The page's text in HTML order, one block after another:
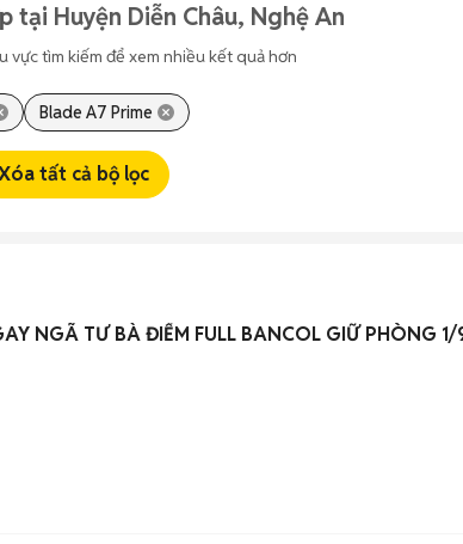
Huyện Diễn Châu, Nghệ An
tìm kiếm để xem nhiều kết quả hơn
Blade A7 Prime
tất cả bộ lọc
NGÃ TƯ BÀ ĐIỂM FULL BANCOL GIỮ PHÒNG 1/